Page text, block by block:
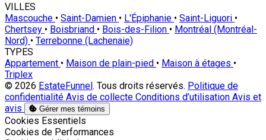
VILLES
Mascouche • Saint-Damien • L'Épiphanie • Saint-Liguori •
Chertsey • Boisbriand • Bois-des-Filion • Montréal (Montréal-
Nord) • Terrebonne (Lachenaie)
TYPES
Appartement • Maison de plain-pied • Maison à étages •
Triplex
© 2026 EstateFunnel. Tous droits réservés. Politique de
confidentialité Avis de collecte Conditions d’utilisation Avis et
avis
Gérer mes témoins
Activer
Cookies Essentiels
Activer
Cookies de Performances